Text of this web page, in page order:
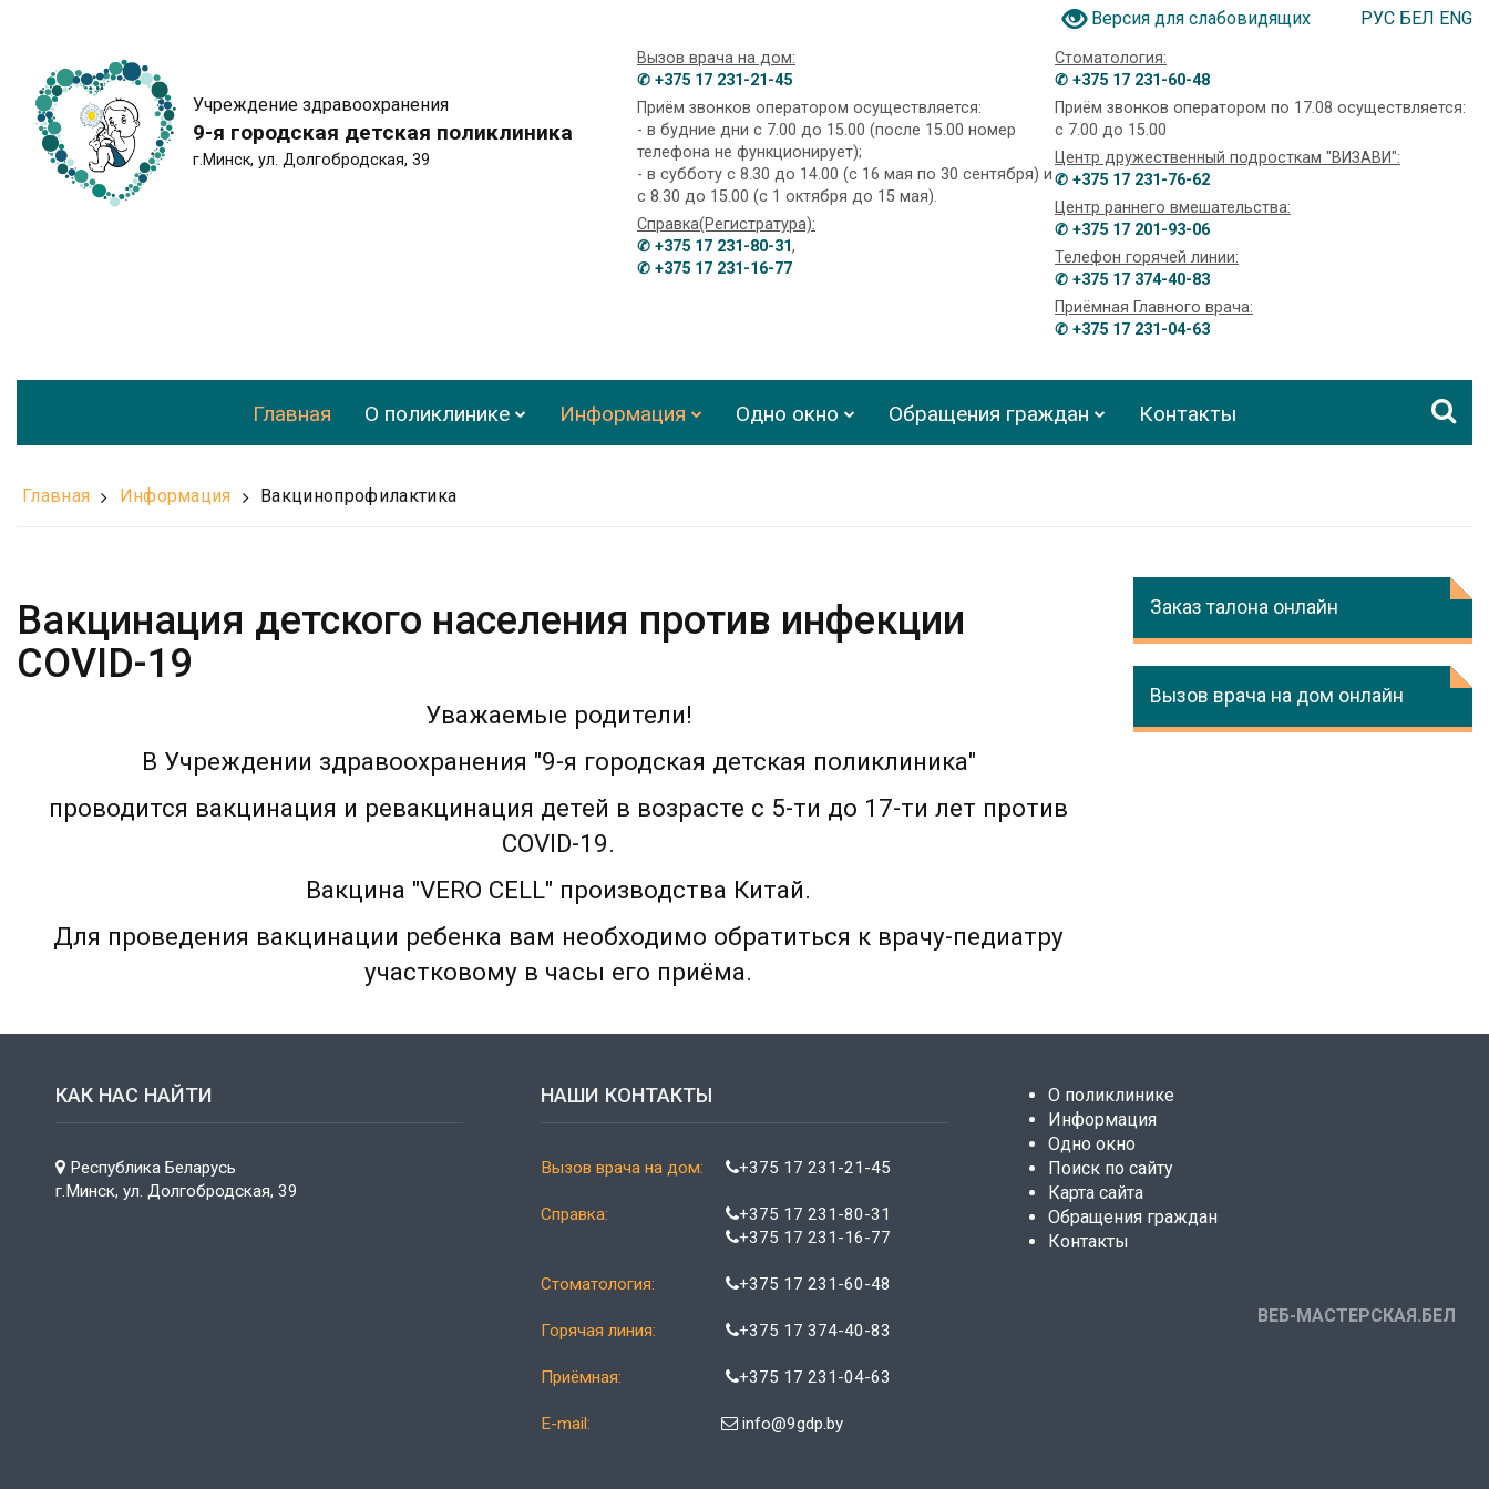
Версия для слабовидящих РУС БЕЛ ENG
Учреждение здравоохранения
9-я городская детская поликлиника
г.Минск, ул. Долгобродская, 39
Вызов врача на дом:
✆ +375 17 231-21-45
Приём звонков оператором осуществляется:
- в будние дни с 7.00 до 15.00 (после 15.00 номер
телефона не функционирует);
- в субботу с 8.30 до 14.00 (с 16 мая по 30 сентября) и
с 8.30 до 15.00 (с 1 октября до 15 мая).
Справка(Регистратура):
✆ +375 17 231-80-31,
✆ +375 17 231-16-77
Стоматология:
✆ +375 17 231-60-48
Приём звонков оператором по 17.08 осуществляется:
с 7.00 до 15.00
Центр дружественный подросткам "ВИЗАВИ":
✆ +375 17 231-76-62
Центр раннего вмешательства:
✆ +375 17 201-93-06
Телефон горячей линии:
✆ +375 17 374-40-83
Приёмная Главного врача:
✆ +375 17 231-04-63
Главная О поликлинике Информация Одно окно Обращения граждан Контакты
Главная Информация Вакцинопрофилактика
Вакцинация детского населения против инфекции
COVID-19
Уважаемые родители!
В Учреждении здравоохранения "9-я городская детская поликлиника"
проводится вакцинация и ревакцинация детей в возрасте с 5-ти до 17-ти лет против
COVID-19.
Вакцина "VERO CELL" производства Китай.
Для проведения вакцинации ребенка вам необходимо обратиться к врачу-педиатру
участковому в часы его приёма.
Заказ талона онлайн
Вызов врача на дом онлайн
КАК НАС НАЙТИ
Республика Беларусь
г.Минск, ул. Долгобродская, 39
НАШИ КОНТАКТЫ
Вызов врача на дом: +375 17 231-21-45
Справка:
+375 17 231-80-31
+375 17 231-16-77
Стоматология: +375 17 231-60-48
Горячая линия: +375 17 374-40-83
Приёмная: +375 17 231-04-63
E-mail: info@9gdp.by
О поликлинике
Информация
Одно окно
Поиск по сайту
Карта сайта
Обращения граждан
Контакты
ВЕБ-МАСТЕРСКАЯ.БЕЛ